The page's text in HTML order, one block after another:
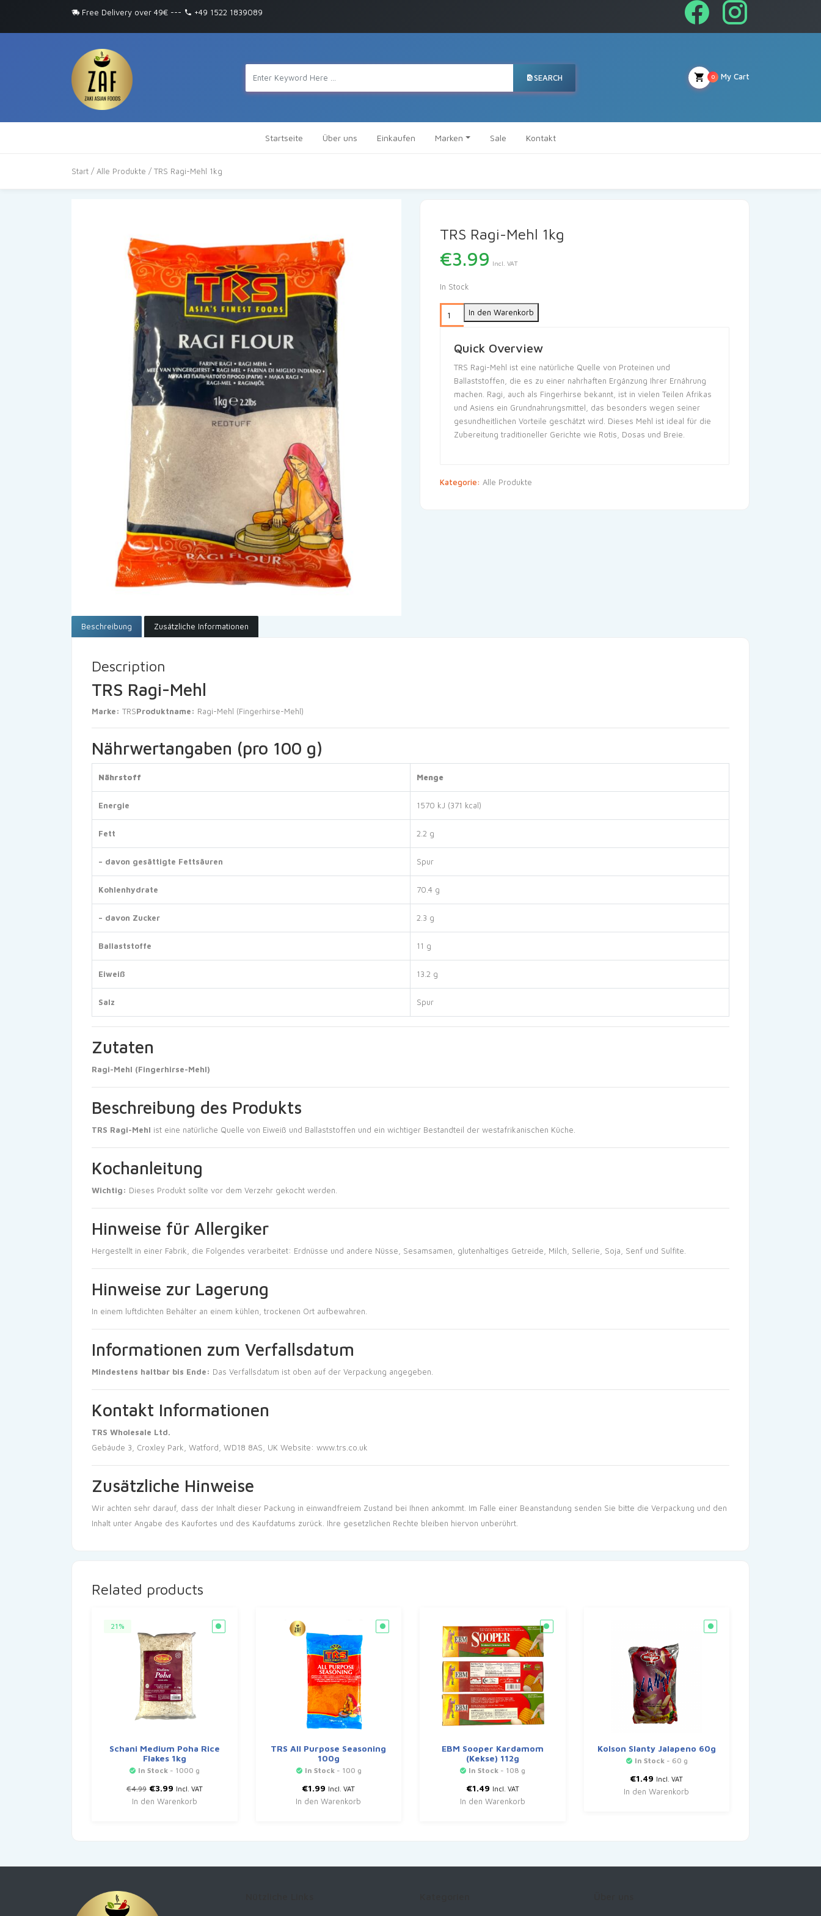
Free Delivery over 49€ --- +49 1522 1839089
SEARCH My Cart
0
Startseite Über uns Einkaufen Marken Sale Kontakt
Start / Alle Produkte / TRS Ragi-Mehl 1kg
TRS Ragi-Mehl 1kg
€3.99 Incl. VAT
In Stock
In den Warenkorb
Quick Overview
TRS Ragi-Mehl ist eine natürliche Quelle von Proteinen und
Ballaststoffen, die es zu einer nahrhaften Ergänzung Ihrer Ernährung
machen. Ragi, auch als Fingerhirse bekannt, ist in vielen Teilen Afrikas
und Asiens ein Grundnahrungsmittel, das besonders wegen seiner
gesundheitlichen Vorteile geschätzt wird. Dieses Mehl ist ideal für die
Zubereitung traditioneller Gerichte wie Rotis, Dosas und Breie.
Kategorie: Alle Produkte
Beschreibung Zusätzliche Informationen
Description
TRS Ragi-Mehl
Marke: TRSProduktname: Ragi-Mehl (Fingerhirse-Mehl)
Nährwertangaben (pro 100 g)
Nährstoff Menge
Energie 1570 kJ (371 kcal)
Fett 2.2 g
– davon gesättigte Fettsäuren Spur
Kohlenhydrate 70.4 g
– davon Zucker 2.3 g
Ballaststoffe 11 g
Eiweiß 13.2 g
Salz Spur
Zutaten
Ragi-Mehl (Fingerhirse-Mehl)
Beschreibung des Produkts
TRS Ragi-Mehl ist eine natürliche Quelle von Eiweiß und Ballaststoffen und ein wichtiger Bestandteil der westafrikanischen Küche.
Kochanleitung
Wichtig: Dieses Produkt sollte vor dem Verzehr gekocht werden.
Hinweise für Allergiker
Hergestellt in einer Fabrik, die Folgendes verarbeitet: Erdnüsse und andere Nüsse, Sesamsamen, glutenhaltiges Getreide, Milch, Sellerie, Soja, Senf und Sulfite.
Hinweise zur Lagerung
In einem luftdichten Behälter an einem kühlen, trockenen Ort aufbewahren.
Informationen zum Verfallsdatum
Mindestens haltbar bis Ende: Das Verfallsdatum ist oben auf der Verpackung angegeben.
Kontakt Informationen
TRS Wholesale Ltd.
Gebäude 3, Croxley Park, Watford, WD18 8AS, UK Website: www.trs.co.uk
Zusätzliche Hinweise
Wir achten sehr darauf, dass der Inhalt dieser Packung in einwandfreiem Zustand bei Ihnen ankommt. Im Falle einer Beanstandung senden Sie bitte die Verpackung und den
Inhalt unter Angabe des Kaufortes und des Kaufdatums zurück. Ihre gesetzlichen Rechte bleiben hiervon unberührt.
Related products
21%
Schani Medium Poha Rice
Flakes 1kg
In Stock - 1000 g
€4.99 Ursprünglicher
Preis
war:
€3.99Aktueller
Preis
ist:
Incl. VAT
In den Warenkorb
TRS All Purpose Seasoning
100g
In Stock- 100 g
€1.99 Incl. VAT
In den Warenkorb
EBM Sooper Kardamom
(Kekse) 112g
In Stock - 108 g
€1.49 Incl. VAT
In den Warenkorb
Kolson Slanty Jalapeno 60g
In Stock- 60 g
€1.49 Incl. VAT
In den Warenkorb